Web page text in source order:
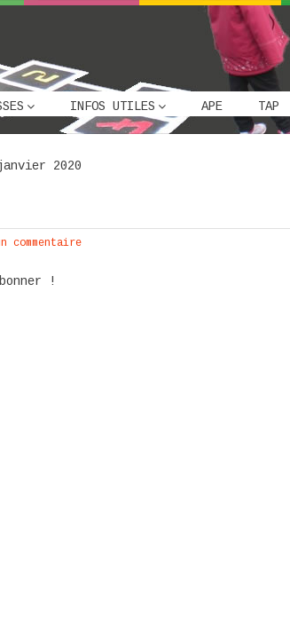
INFOS UTILES APE TAP
2020
commentaire
!